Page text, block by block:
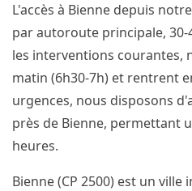
L'accès à Bienne depuis
par autoroute principale,
les interventions courantes,
matin (6h30-7h) et rentrent
urgences, nous disposons
près de Bienne, permettant
heures.
Bienne (CP 2500) est un ville